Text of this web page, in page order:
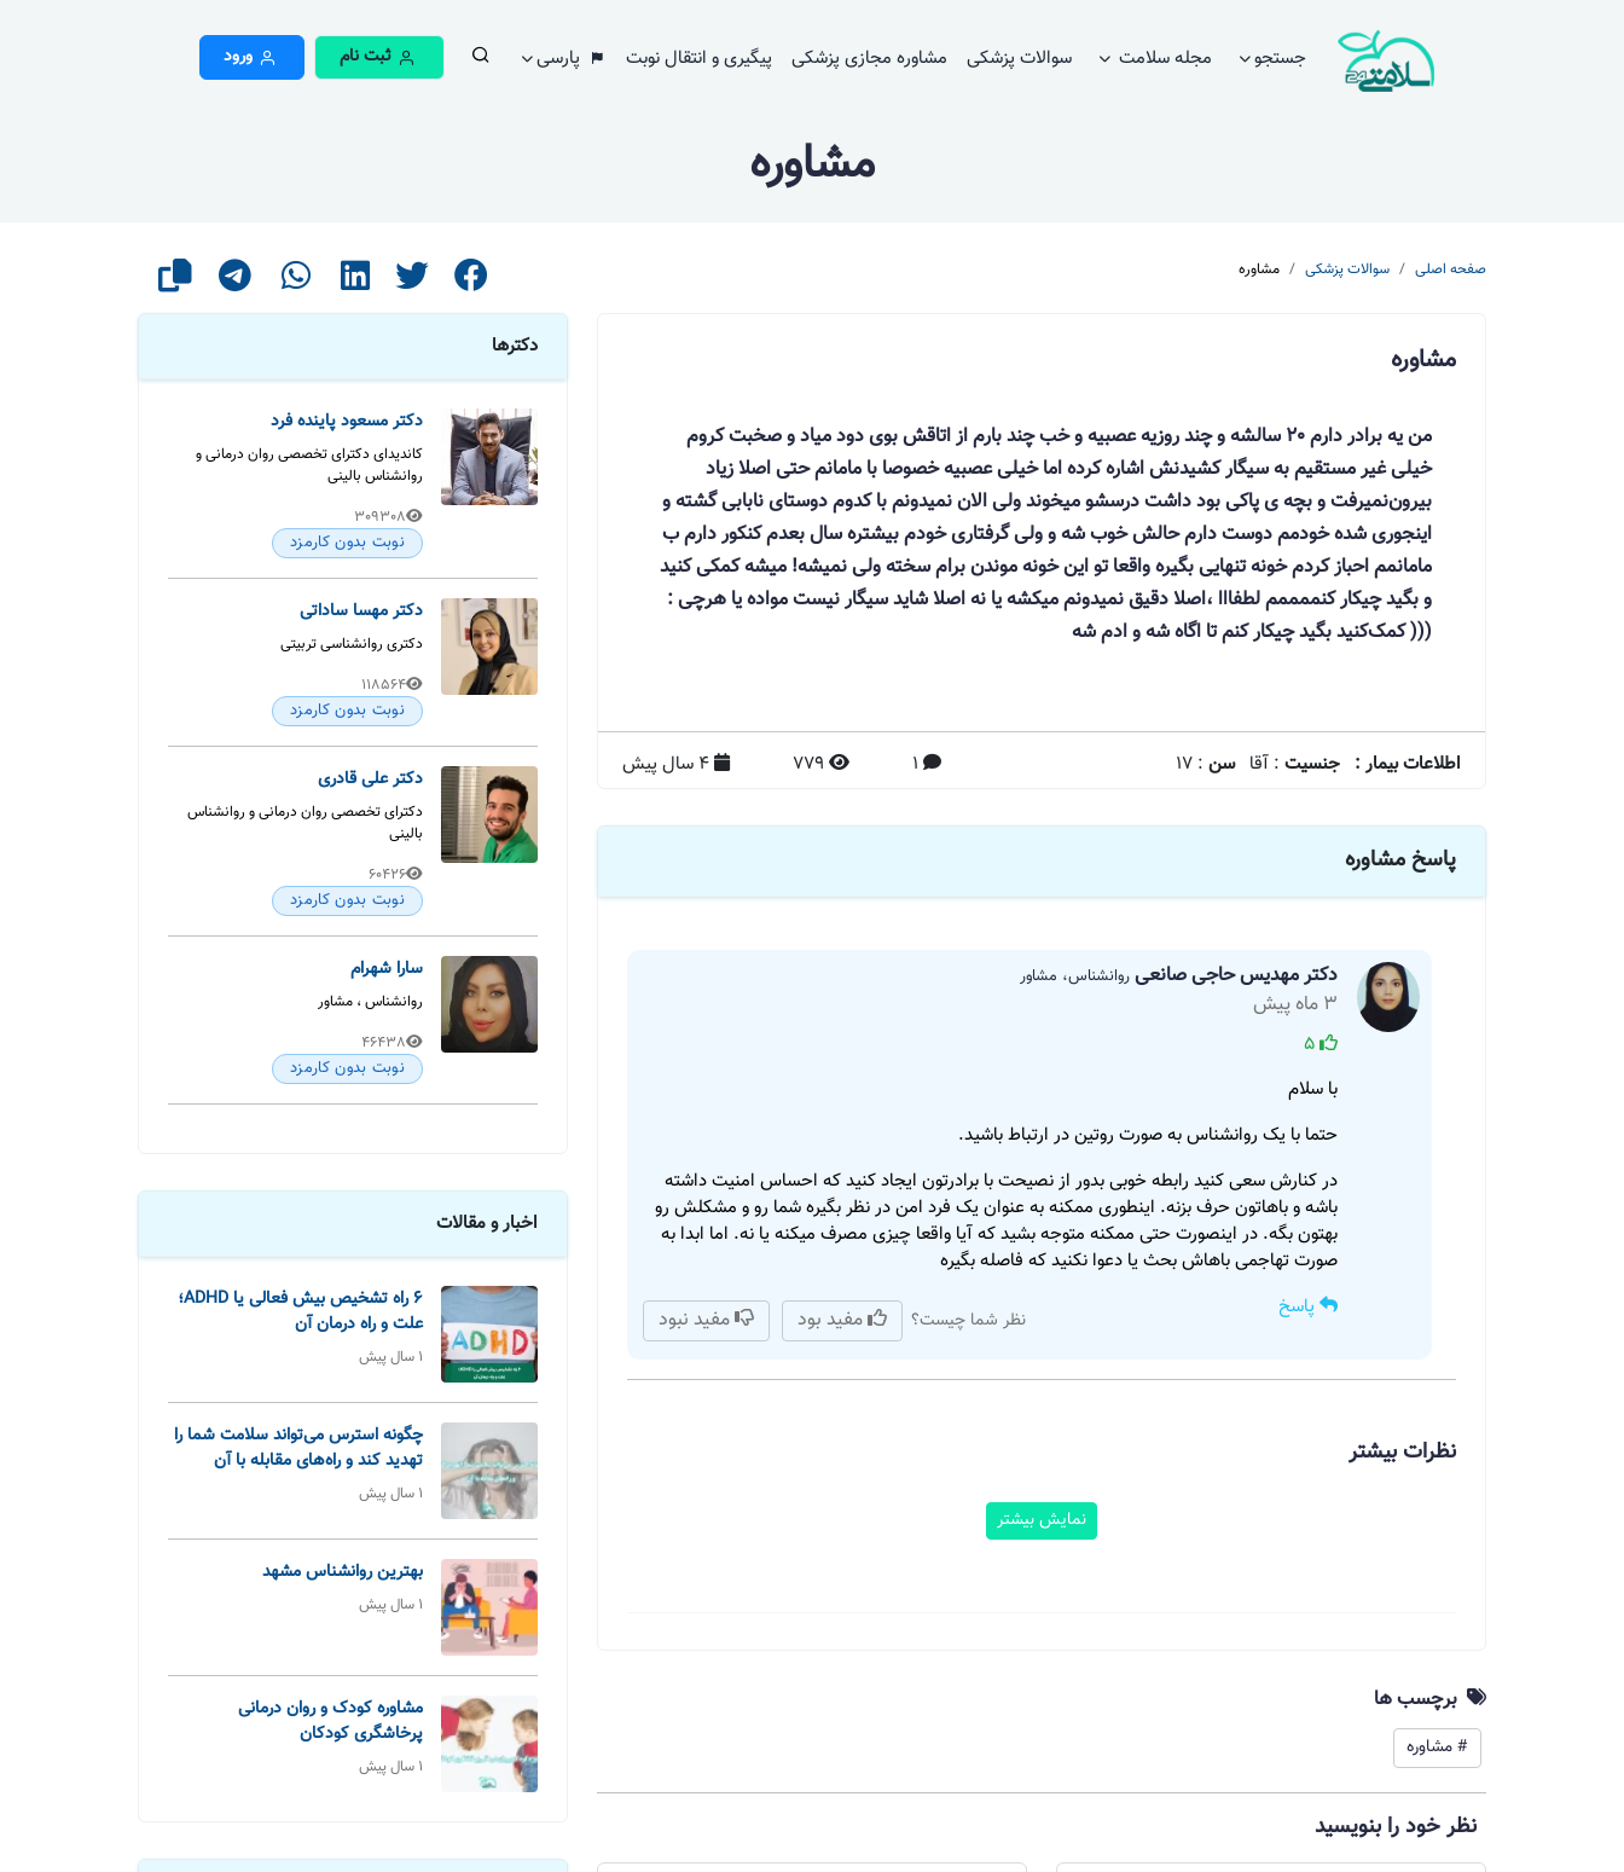
جستجو مجله سلامت سوالات پزشکی مشاوره مجازی پزشکی پیگیری و انتقال نوبت پارسی ثبت نام ورود
مشاوره
صفحه اصلی سوالات پزشکی مشاوره
مشاوره
من یه برادر دارم 20 سالشه و چند روزیه عصبیه و خب چند بارم از اتاقش بوی دود میاد و صخبت کروم
خیلی غیر مستقیم به سیگار کشیدنش اشاره کرده اما خیلی عصبیه خصوصا با مامانم حتی اصلا زیاد
بیرون‌نمیرفت و بچه ی پاکی بود داشت درسشو میخوند ولی الان نمیدونم با کدوم دوستای نابابی گشته و
اینجوری شده خودمم دوست دارم حالش خوب شه و ولی گرفتاری خودم بیشتره سال بعدم کنکور دارم ب
مامانمم احباز کردم خونه تنهایی بگیره واقعا تو این خونه موندن برام سخته ولی نمیشه! میشه کمکی کنید
و بگید چیکار کنممممم لطفااا ،اصلا دقیق نمیدونم میکشه یا نه اصلا شاید سیگار نیست مواده یا هرچی :
((( کمک‌کنید بگید چیکار کنم تا اگاه شه و ادم شه
اطلاعات بیمار : جنسیت : آقا سن : 17
پاسخ مشاوره
دکتر مهدیس حاجی صانعی روانشناس، مشاور
3 ماه پیش
5
با سلام
حتما با یک روانشناس به صورت روتین در ارتباط باشید.
در کنارش سعی کنید رابطه خوبی بدور از نصیحت با برادرتون ایجاد کنید که احساس امنیت داشته
باشه و باهاتون حرف بزنه. اینطوری ممکنه به عنوان یک فرد امن در نظر بگیره شما رو و مشکلش رو
بهتون بگه. در اینصورت حتی ممکنه متوجه بشید که آیا واقعا چیزی مصرف میکنه یا نه. اما ابدا به
صورت تهاجمی باهاش بحث یا دعوا نکنید که فاصله بگیره
پاسخ
نظر شما چیست؟ مفید بود مفید نبود
نظرات بیشتر
نمایش بیشتر
برچسب ها
# مشاوره
نظر خود را بنویسید
دکترها
دکتر مسعود پاینده فرد
کاندیدای دکترای تخصصی روان درمانی و
روانشناس بالینی
309308
نوبت بدون کارمزد
دکتر مهسا ساداتی
دکتری روانشناسی تربیتی
118564
نوبت بدون کارمزد
دکتر علی قادری
دکترای تخصصی روان درمانی و روانشناس
بالینی
60426
نوبت بدون کارمزد
سارا شهرام
روانشناس ، مشاور
46438
نوبت بدون کارمزد
اخبار و مقالات
6 راه تشخیص بیش فعالی یا ADHD؛
علت و راه درمان آن
1 سال پیش
چگونه استرس می‌تواند سلامت شما را
تهدید کند و راه‌های مقابله با آن
1 سال پیش
بهترین روانشناس مشهد
1 سال پیش
مشاوره کودک و روان درمانی
پرخاشگری کودکان
1 سال پیش